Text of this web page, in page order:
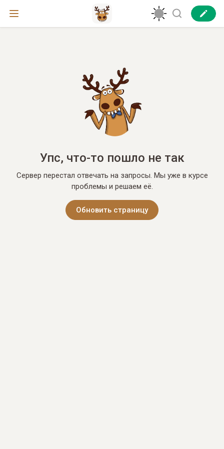
Упс, что-то пошло не так
Сервер перестал отвечать на запросы. Мы уже в курсе
проблемы и решаем её.
Обновить страницу